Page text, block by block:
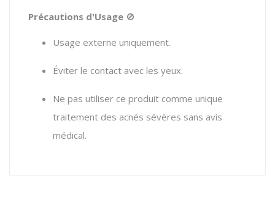
Précautions d'Usage 🚫
Usage externe uniquement.
Éviter le contact avec les yeux.
Ne pas utiliser ce produit comme unique
traitement des acnés sévères sans avis
médical.